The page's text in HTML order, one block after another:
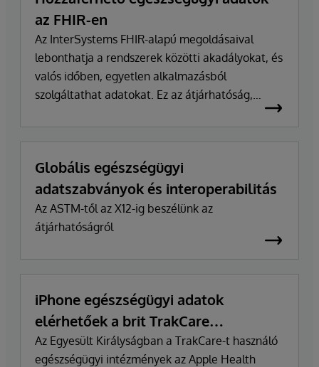
az FHIR-en
Az InterSystems FHIR-alapú megoldásaival
lebonthatja a rendszerek közötti akadályokat, és
valós időben, egyetlen alkalmazásból
szolgáltathat adatokat. Ez az átjárhatóság,
Globális egészségügyi
adatszabványok és interoperabilitás
Az ASTM-től az X12-ig beszélünk az
átjárhatóságról
iPhone egészségügyi adatok
elérhetőek a brit TrakCare
felhasználók számára
Az Egyesült Királyságban a TrakCare-t használó
egészségügyi intézmények az Apple Health